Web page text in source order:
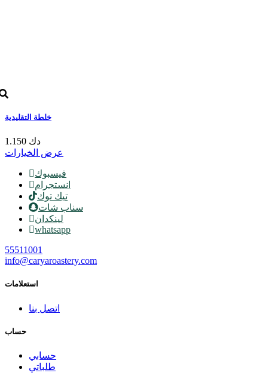
خلطة التقليدية
1.150 دك
عرض الخيارات
فيسبوك
انستجرام
تيك توك
سناب شات
لينكدان
whatsapp
55511001
info@caryaroastery.com
استعلامات
اتصل بنا
حساب
حسابي
طلباتي